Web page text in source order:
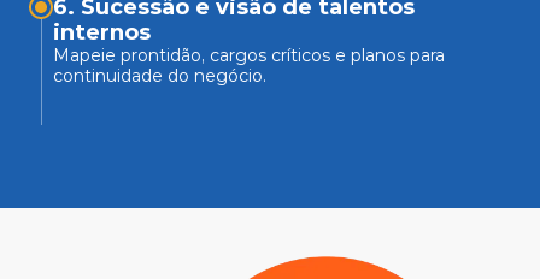
6. Sucessão e visão de talentos
internos
Mapeie prontidão, cargos críticos e planos para
continuidade do negócio.